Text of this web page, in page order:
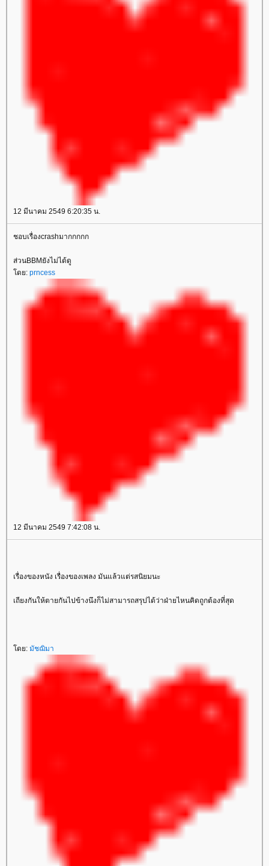
12 มีนาคม 2549 6:20:35 น.
ชอบเรื่องcrashมากกกกก
ส่วนBBMยังไม่ได้ดู
ดย: prncess
12 มีนาคม 2549 7:42:08 น.
เรื่องของหนัง เรื่องของเพลง มันแล้วแต่รสนิยมนะ
เถียงกันให้ตายกันไปข้างนึงก็ไม่สามารถสรุปได้ว่าฝ่ายไหนคิดถูกต้องที่สุด
ดย: มัชฌิมา